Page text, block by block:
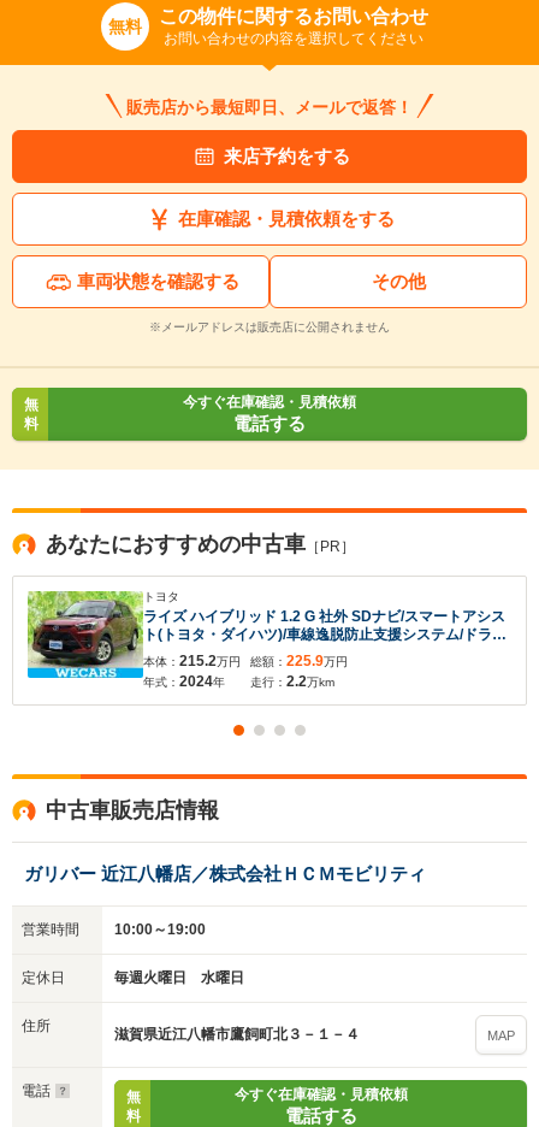
無料 この物件に関するお問い合わせ
お問い合わせの内容を選択してください
販売店から最短即日、メールで返答！
来店予約をする
在庫確認・見積依頼をする
車両状態を確認する その他
※メールアドレスは販売店に公開されません
無
料
今すぐ在庫確認・見積依頼
電話する
あなたにおすすめの中古車 ［PR］
トヨタ
ライズ ハイブリッド 1.2 G 社外 SDナビ/スマートアシス
ト(トヨタ・ダイハツ)/車線逸脱防止支援システム/ドライ
ブレコーダー 社外/ヘッドランプ LED/Bluetooth接
続/EBD付ABS
本体： 215.2万円
年式： 2024年
総額： 225.9万円
走行： 2.2万km
中古車販売店情報
ガリバー 近江八幡店／株式会社ＨＣＭモビリティ
営業時間 10:00～19:00
定休日 毎週火曜日 水曜日
住所 滋賀県近江八幡市鷹飼町北３－１－４ MAP
電話
無
料
今すぐ在庫確認・見積依頼
電話する
※保存された情報は
90 日で破棄されます
いいえ